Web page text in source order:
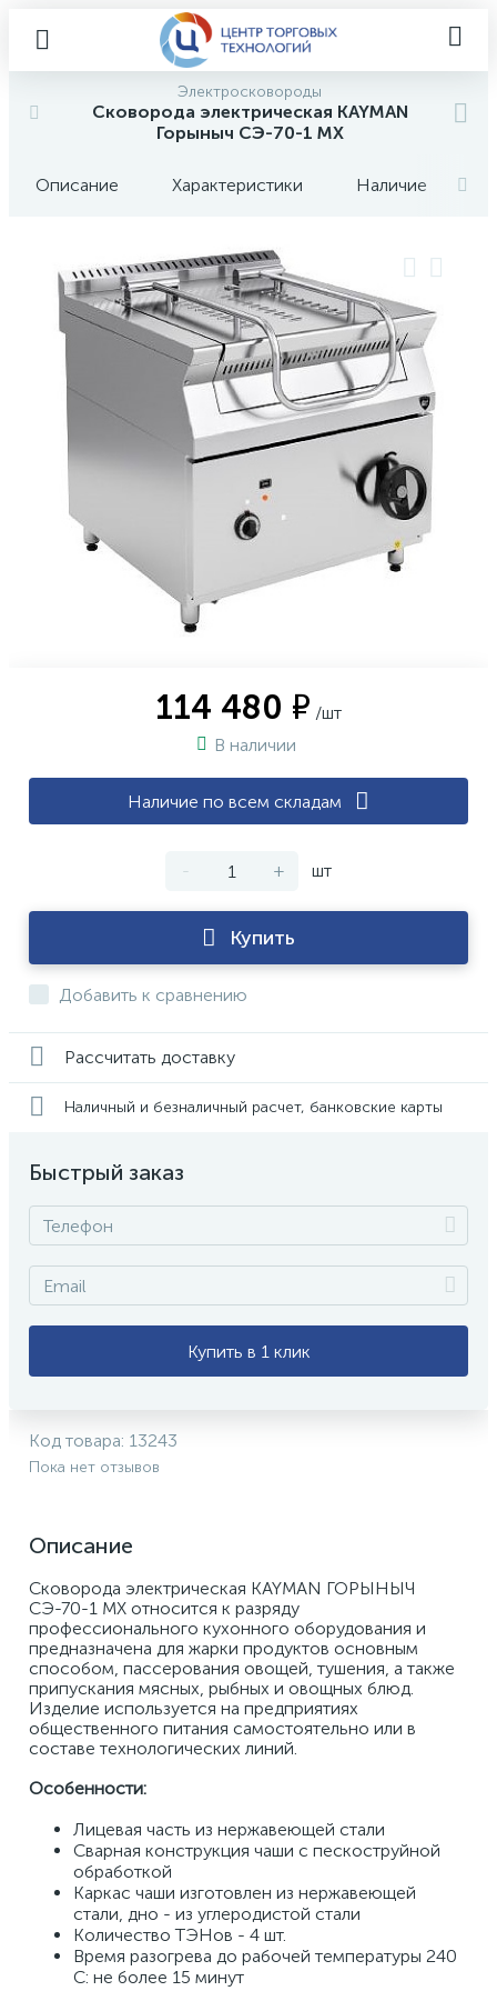
Электросковороды
Сковорода электрическая KAYMAN
Горыныч СЭ-70-1 МХ
Описание Характеристики Наличие
114 480 ₽ /шт
В наличии
Наличие по всем складам
- + шт
Купить
Добавить к сравнению
Рассчитать доставку
Наличный и безналичный расчет, банковские карты
Быстрый заказ
Купить в 1 клик
Код товара: 13243
Пока нет отзывов
Описание
Сковорода электрическая KAYMAN ГОРЫНЫЧ
СЭ-70-1 МХ относится к разряду
профессионального кухонного оборудования и
предназначена для жарки продуктов основным
способом, пассерования овощей, тушения, а также
припускания мясных, рыбных и овощных блюд.
Изделие используется на предприятиях
общественного питания самостоятельно или в
составе технологических линий.
Особенности:
Лицевая часть из нержавеющей стали
Сварная конструкция чаши с пескоструйной
обработкой
Каркас чаши изготовлен из нержавеющей
стали, дно - из углеродистой стали
Количество ТЭНов - 4 шт.
Время разогрева до рабочей температуры 240
С: не более 15 минут